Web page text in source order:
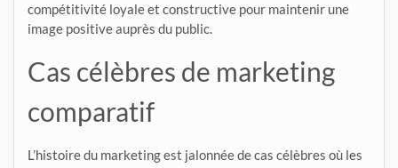
compétitivité loyale et constructive pour maintenir une
image positive auprès du public.
Cas célèbres de marketing
comparatif
L’histoire du marketing est jalonnée de cas célèbres où les